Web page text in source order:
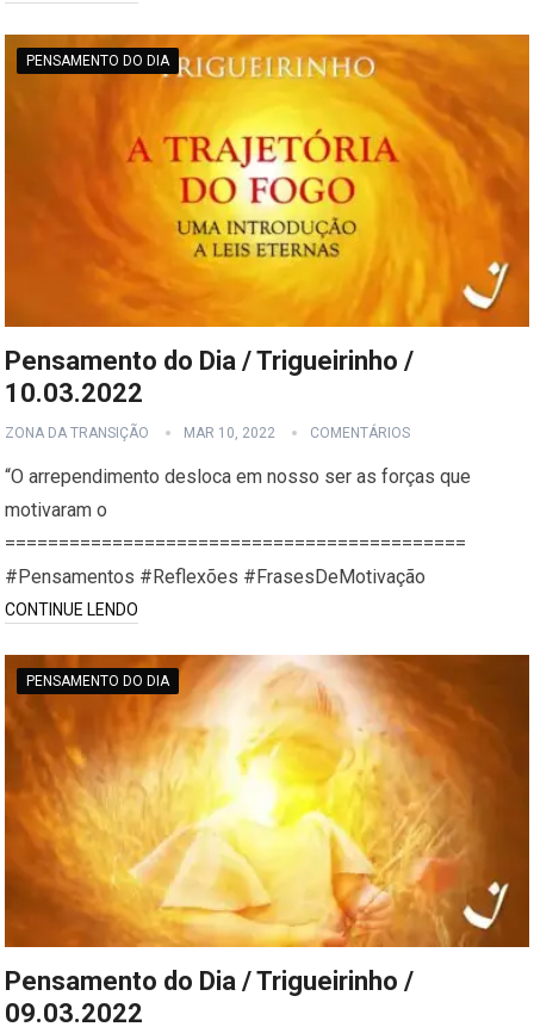
PENSAMENTO DO DIA
Pensamento do Dia / Trigueirinho /
10.03.2022
ZONA DA TRANSIÇÃO MAR 10, 2022 COMENTÁRIOS
“O arrependimento desloca em nosso ser as forças que
motivaram o
===========================================
#Pensamentos #Reflexões #FrasesDeMotivação
CONTINUE LENDO
PENSAMENTO DO DIA
Pensamento do Dia / Trigueirinho /
09.03.2022